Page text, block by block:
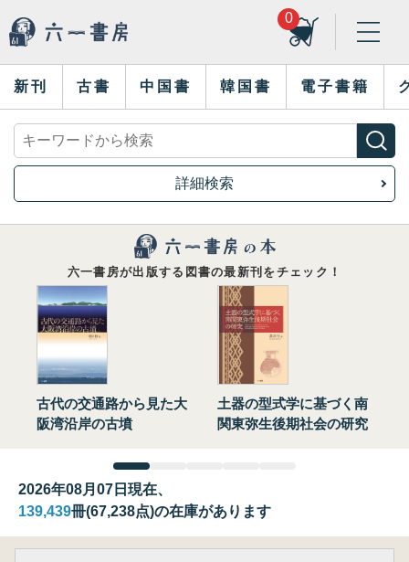
0
新刊 古書 中国書 韓国書 電子書籍
詳細検索
六一書房が出版する図書の最新刊をチェック！
古代の交通路から見た大
阪湾沿岸の古墳
土器の型式学に基づく南
関東弥生後期社会の研究
2026年08月07日現在、
139,439冊(67,238点)の在庫があります